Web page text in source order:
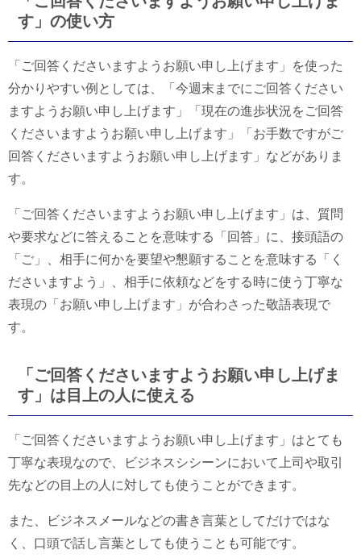
す」の使い方
「ご回答くださいますようお願い申し上げます」を使った
分かりやすい例としては、「今週末までにご回答ください
ますようお願い申し上げます」「現在の進歩状況をご回答
くださいますようお願い申し上げます」「お手数ですがご
回答くださいますようお願い申し上げます」などがありま
す。
「ご回答くださいますようお願い申し上げます」は、質問
や要求などに答えることを意味する「回答」に、接頭語の
「ご」、相手に何かを要望や懇願することを意味する「く
ださいますよう」、相手に依頼などをする時に使う丁寧な
表現の「お願い申し上げます」が合わさった敬語表現で
す。
「ご回答くださいますようお願い申し上げま
す」は目上の人に使える
「ご回答くださいますようお願い申し上げます」はとても
丁寧な表現なので、ビジネスシシーンにおいて上司や取引
先などの目上の人に対しても使うことができます。
また、ビジネスメールなどの書き言葉としてだけではな
く、口頭で話し言葉としても使うことも可能です。